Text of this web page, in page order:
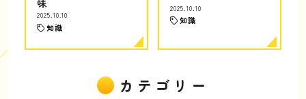
味
2025.10.10
知識
2025.10.10
知識
カテゴリー